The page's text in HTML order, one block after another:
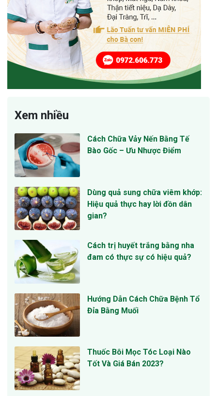
Xem nhiều
Cách Chữa Vảy Nến Bằng Tế
Bào Gốc – Ưu Nhược Điểm
Dùng quả sung chữa viêm khớp:
Hiệu quả thực hay lời đồn dân
gian?
Cách trị huyết trắng bằng nha
đam có thực sự có hiệu quả?
Hướng Dẫn Cách Chữa Bệnh Tổ
Đỉa Bằng Muối
Thuốc Bôi Mọc Tóc Loại Nào
Tốt Và Giá Bán 2023?